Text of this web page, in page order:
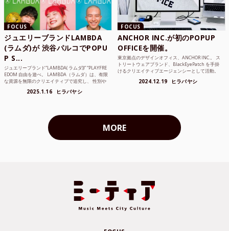
FOCUS
ジュエリーブランドLAMBDA
(ラムダ)が 渋谷パルコでPOPU
P S...
ジュエリーブランド“LAMBDA( ラムダ))” “PLAYFRE
EDOM 自由を遊べ。 LAMBDA（ラムダ）は、有限
な資源を無限のクリエイティブで追究し、 性別や
2025.1.16 ヒラバヤシ
FOCUS
ANCHOR INC.が初のPOPUP
OFFICEを開催。
東京拠点のデザインオフィス、ANCHOR INC.。 ス
トリートウェアブランド、BlackEyePatch を手掛
けるクリエイティブエージェンシーとして活動。
2024.12.19 ヒラバヤシ
MORE